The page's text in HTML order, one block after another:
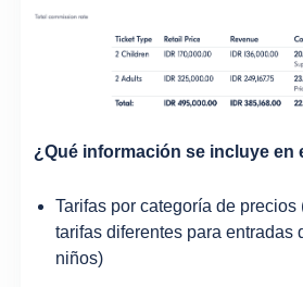
¿Qué información se incluye en
Tarifas por categoría de precios
tarifas diferentes para entradas
niños)